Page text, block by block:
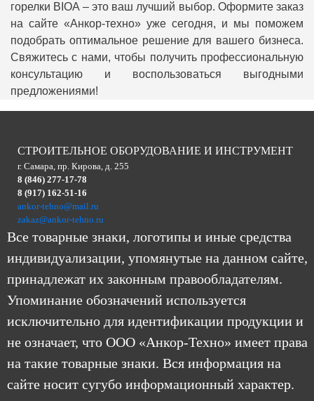
горелки BIOA – это ваш лучший выбор. Оформите заказ
на сайте «Анкор-техно» уже сегодня, и мы поможем
подобрать оптимальное решение для вашего бизнеса.
Свяжитесь с нами, чтобы получить профессиональную
консультацию и воспользоваться выгодными
предложениями!
СТРОИТЕЛЬНОЕ ОБОРУДОВАНИЕ И ИНСТРУМЕНТ
г. Самара, пр. Кирова, д. 255
8 (846) 277-17-78
8 (917) 162-51-16
ankor-tehno@mail.ru
zakaz@ankor-tehno.ru
Все товарные знаки, логотипы и иные средства
индивидуализации, упомянутые на данном сайте,
принадлежат их законным правообладателям.
Упоминание обозначений используется
исключительно для идентификации продукции и
не означает, что ООО «Анкор-Техно» имеет права
на такие товарные знаки. Вся информация на
сайте носит сугубо информационный характер.